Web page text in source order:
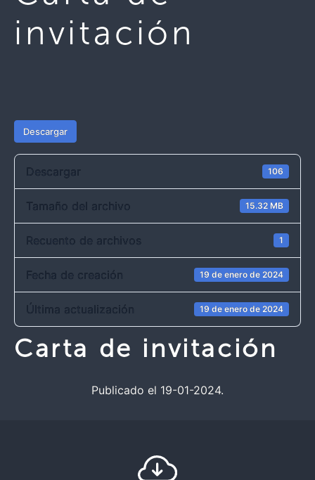
invitación
Descargar
Descargar 106
Tamaño del archivo 15.32 MB
Recuento de archivos 1
Fecha de creación 19 de enero de 2024
Última actualización 19 de enero de 2024
Carta de invitación
Publicado el 19-01-2024.